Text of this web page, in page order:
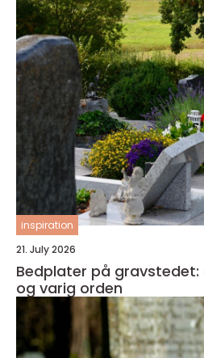
inspiration
21. July 2026
Bedplater på gravstedet:
og varig orden